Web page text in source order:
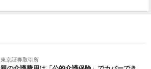
東京証券取引所